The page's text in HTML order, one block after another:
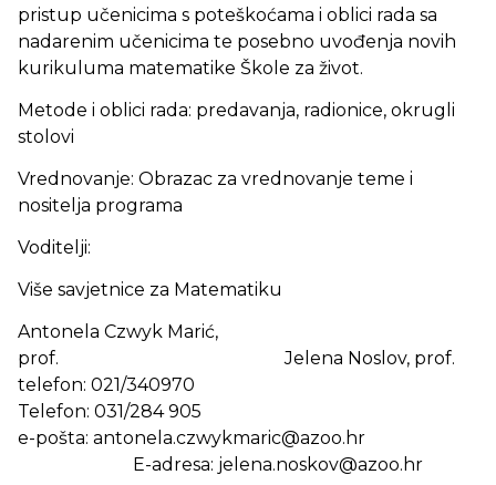
pristup učenicima s poteškoćama i oblici rada sa
nadarenim učenicima te posebno uvođenja novih
kurikuluma matematike Škole za život.
Metode i oblici rada: predavanja, radionice, okrugli
stolovi
Vrednovanje: Obrazac za vrednovanje teme i
nositelja programa
Voditelji:
Više savjetnice za Matematiku
Antonela Czwyk Marić,
prof. Jelena Noslov, prof.
telefon: 021/340970
Telefon: 031/284 905
e-pošta: antonela.czwykmaric@azoo.hr
E-adresa: jelena.noskov@azoo.hr